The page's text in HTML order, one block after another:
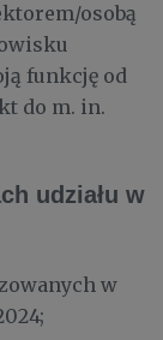
osobą
funkcję od
do m. in.
udziału w
w